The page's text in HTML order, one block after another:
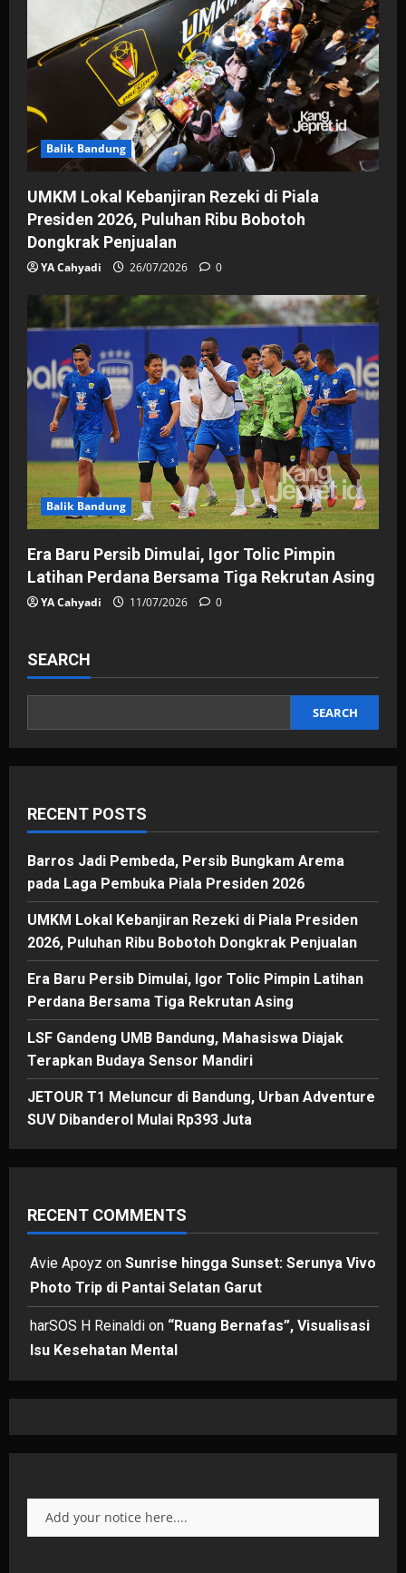
Balik Bandung
UMKM Lokal Kebanjiran Rezeki di Piala
Presiden 2026, Puluhan Ribu Bobotoh
Dongkrak Penjualan
YA Cahyadi 26/07/2026 0
Balik Bandung
Era Baru Persib Dimulai, Igor Tolic Pimpin
Latihan Perdana Bersama Tiga Rekrutan Asing
YA Cahyadi 11/07/2026 0
SEARCH
SEARCH
RECENT POSTS
Barros Jadi Pembeda, Persib Bungkam Arema
pada Laga Pembuka Piala Presiden 2026
UMKM Lokal Kebanjiran Rezeki di Piala Presiden
2026, Puluhan Ribu Bobotoh Dongkrak Penjualan
Era Baru Persib Dimulai, Igor Tolic Pimpin Latihan
Perdana Bersama Tiga Rekrutan Asing
LSF Gandeng UMB Bandung, Mahasiswa Diajak
Terapkan Budaya Sensor Mandiri
JETOUR T1 Meluncur di Bandung, Urban Adventure
SUV Dibanderol Mulai Rp393 Juta
RECENT COMMENTS
Avie Apoyz on Sunrise hingga Sunset: Serunya Vivo
Photo Trip di Pantai Selatan Garut
harSOS H Reinaldi on “Ruang Bernafas”, Visualisasi
Isu Kesehatan Mental
Add your notice here....